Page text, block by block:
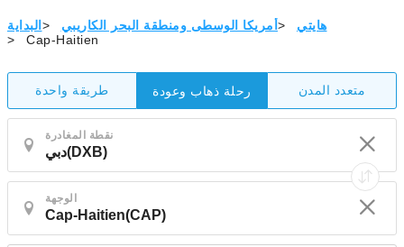
البداية > أمريكا الوسطى ومنطقة البحر الكاريبي >
هايتي
>
Cap-Haitien
طريقة واحدة رحلة ذهاب وعودة متعدد المدن
نقطة المغادرة
الوجهة